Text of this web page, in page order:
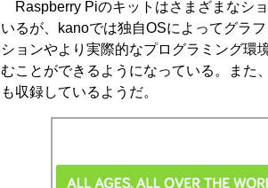
Raspberry Piのキットはさまざまなシ
いるが、kanoでは独自OSによってグラ
ションやより実際的なプログラミング環
むことができるようになっている。また
も収録しているようだ。